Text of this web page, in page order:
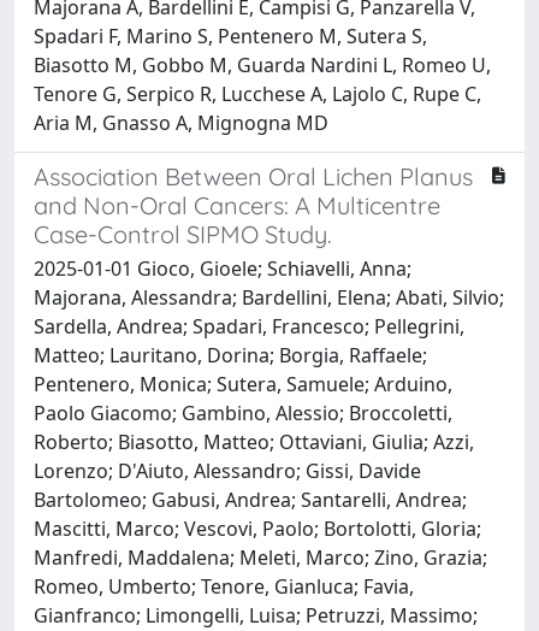
Majorana A, Bardellini E, Campisi G, Panzarella V,
Spadari F, Marino S, Pentenero M, Sutera S,
Biasotto M, Gobbo M, Guarda Nardini L, Romeo U,
Tenore G, Serpico R, Lucchese A, Lajolo C, Rupe C,
Aria M, Gnasso A, Mignogna MD
Association Between Oral Lichen Planus
and Non-Oral Cancers: A Multicentre
Case-Control SIPMO Study.
2025-01-01 Gioco, Gioele; Schiavelli, Anna;
Majorana, Alessandra; Bardellini, Elena; Abati, Silvio;
Sardella, Andrea; Spadari, Francesco; Pellegrini,
Matteo; Lauritano, Dorina; Borgia, Raffaele;
Pentenero, Monica; Sutera, Samuele; Arduino,
Paolo Giacomo; Gambino, Alessio; Broccoletti,
Roberto; Biasotto, Matteo; Ottaviani, Giulia; Azzi,
Lorenzo; D'Aiuto, Alessandro; Gissi, Davide
Bartolomeo; Gabusi, Andrea; Santarelli, Andrea;
Mascitti, Marco; Vescovi, Paolo; Bortolotti, Gloria;
Manfredi, Maddalena; Meleti, Marco; Zino, Grazia;
Romeo, Umberto; Tenore, Gianluca; Favia,
Gianfranco; Limongelli, Luisa; Petruzzi, Massimo;